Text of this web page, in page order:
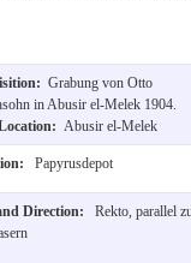
Grabung von Otto
in Abusir el-Melek 1904.
Abusir el-Melek
Papyrusdepot
Direction:
Rekto, parallel